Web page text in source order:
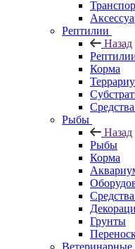
Рептилии
Назад
Корма
Рыбы
Назад
Рыбы
Корма
Грунты
Ветеринарные